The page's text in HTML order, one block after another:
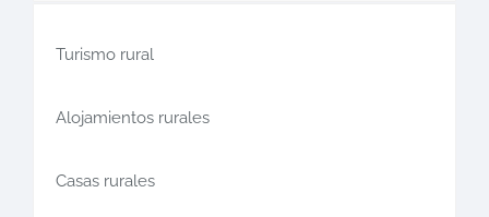
Turismo rural
Alojamientos rurales
Casas rurales